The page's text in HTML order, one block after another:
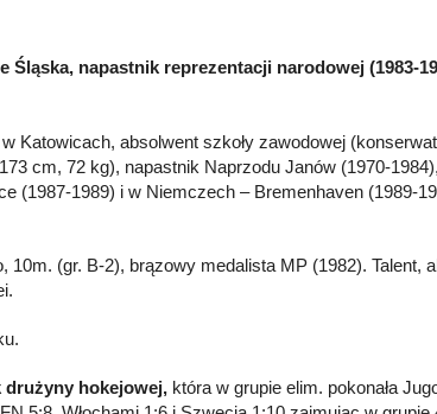
Śląska, napastnik reprezentacji narodowej (1983-
Katowicach, absolwent szkoły zawodowej
cm, 72 kg), napastnik Naprzodu Janów (1970-
(1987-1989) i w Niemczech – Bremenhaven (1989-
10m. (gr. B-2), brązowy medalista MP (1982). Talent,
drużyny hokejowej, która w grupie elim. pokonała